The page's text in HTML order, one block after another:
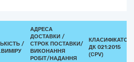
/
АДРЕСА
ДОСТАВКИ /
СТРОК ПОСТАВКИ/
ВИКОНАННЯ
РОБІТ/НАДАННЯ
КЛАСИФІКАТОР
ДК 021:2015
(CPV)